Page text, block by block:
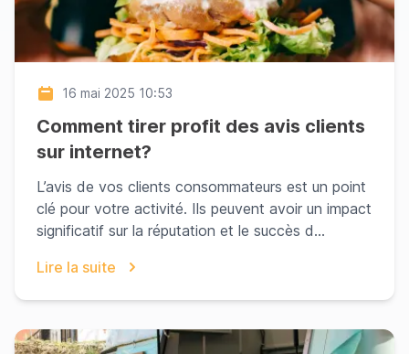
16 mai 2025 10:53
Comment tirer profit des avis clients
sur internet?
L’avis de vos clients consommateurs est un point
clé pour votre activité. Ils peuvent avoir un impact
significatif sur la réputation et le succès d...
Lire la suite